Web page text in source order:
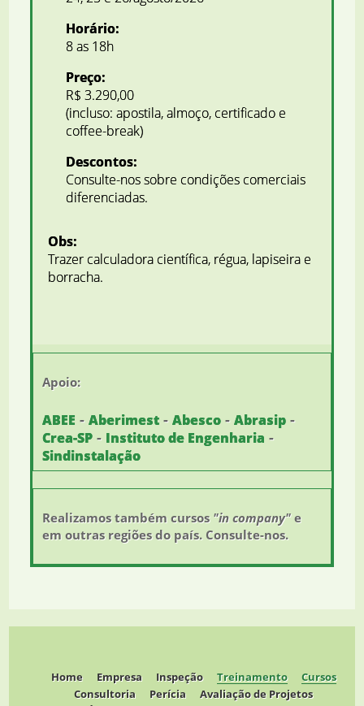
Horário:
8 as 18h
Preço:
R$ 3.290,00
(incluso: apostila, almoço, certificado e
coffee-break)
Descontos:
Consulte-nos sobre condições comerciais
diferenciadas.
Obs:
Trazer calculadora científica, régua, lapiseira e
borracha.
Apoio:
ABEE -Aberimest -Abesco -Abrasip -
Crea-SP - Instituto de Engenharia -
Sindinstalação
Realizamos também cursos "in company"e
em outras regiões do país. Consulte-nos.
Home Empresa Inspeção Treinamento
Cursos
Consultoria
Perícia
Avaliação de Projetos